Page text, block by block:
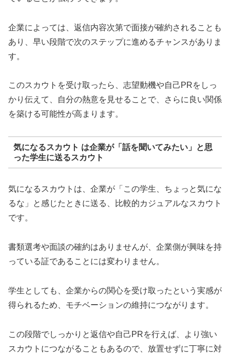
企業によっては、返信内容次第で面接が確約されることも
あり、早い段階で次のステップに進めるチャンスがありま
す。
このスカウトを受け取ったら、志望動機や自己PRをしっ
かり伝えて、自分の熱意を見せることで、さらに良い関係
を築ける可能性が高まります。
気になるスカウト は企業が「話を聞いてみたい」と思
った学生に送るスカウト
気になるスカウトは、企業が「この学生、ちょっと気にな
るな」と感じたときに送る、比較的カジュアルなスカウト
です。
書類選考や面談の確約はありませんが、企業側が興味を持
っている証であることには変わりません。
学生としても、企業からの関心を受け取ったという実感が
得られるため、モチベーションの維持につながります。
この段階でしっかりと返信や自己PRを行えば、より強い
スカウトにつながることもあるので、放置せずに丁寧に対